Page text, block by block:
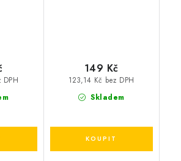
DPH
Skladem
123,14 Kč bez DPH
149 Kč